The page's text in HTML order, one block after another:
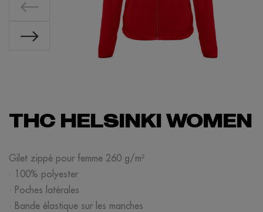
THC HELSINKI WOMEN
Gilet zippé pour femme 260 g/m²
· 100% polyester
· Poches latérales
· Bande élastique sur les manches